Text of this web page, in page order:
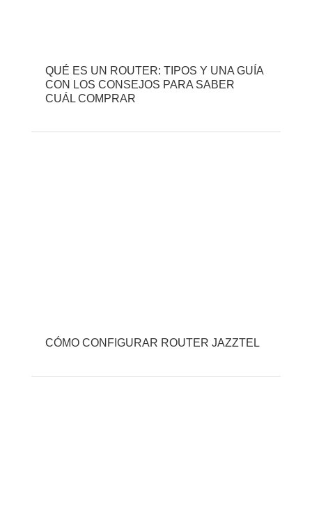
QUÉ ES UN ROUTER: TIPOS Y UNA GUÍA
CON LOS CONSEJOS PARA SABER
CUÁL COMPRAR
CÓMO CONFIGURAR ROUTER JAZZTEL